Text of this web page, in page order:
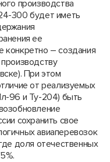
производства
300 будет иметь
ее
конкретно – создания
При этом
от реализуемых
96 и Ту-204) быть
сохранить свое
авиаперевозок
доля отечественных